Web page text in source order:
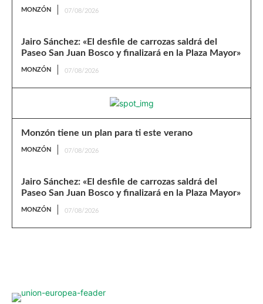
MONZÓN 07/08/2026
Jairo Sánchez: «El desfile de carrozas saldrá del
Paseo San Juan Bosco y finalizará en la Plaza Mayor»
MONZÓN 07/08/2026
Monzón tiene un plan para ti este verano
MONZÓN 07/08/2026
Jairo Sánchez: «El desfile de carrozas saldrá del
Paseo San Juan Bosco y finalizará en la Plaza Mayor»
MONZÓN 07/08/2026